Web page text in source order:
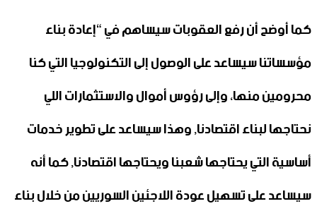
كما أوضح أن رفع العقوبات سيساهم في “إعادة بناء
مؤسساتنا سيساعد على الوصول إلى التكنولوجيا التي كنا
محرومين منها، وإلى رؤوس أموال والاستثمارات اللي
نحتاجها لبناء اقتصادنا, وهذا سيساعد على تطوير خدمات
أساسية التي يحتاجها شعبنا ويحتاجها اقتصادنا, كما أنه
سيساعد على تسهيل عودة اللاجئين السوريين من خلال بناء